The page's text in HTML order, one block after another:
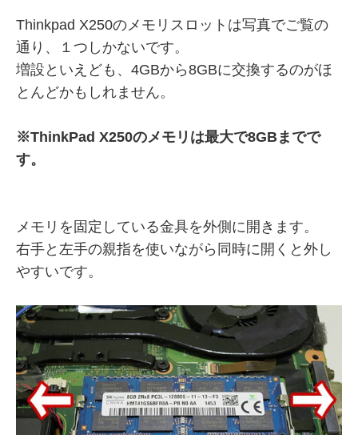
Thinkpad X250のメモリスロットは写真でご覧の
通り、１つしかないです。
増設といえども、4GBから8GBに交換するのがほ
とんどかもしれません。
※ThinkPad X250のメモリは最大で8GBまでで
す。
メモリを固定している金具を外側に開きます。
右手と左手の親指を使いながら同時に開くと外し
やすいです。